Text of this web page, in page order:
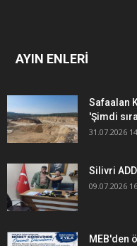
AYIN ENLERİ
Safaalan
'Şimdi
31.07.2026
Silivri
09.07.2026
MEB'den